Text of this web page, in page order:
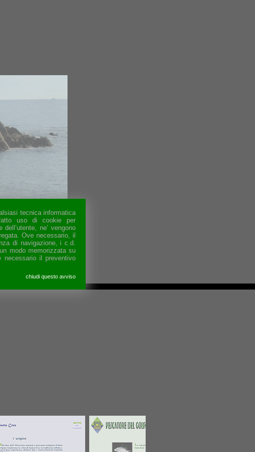
tecnica informatica
uso di cookie per
ne’ vengono
Ove necessario, il
di navigazione, i c.d.
modo memorizzata su
il preventivo
chiudi questo avviso